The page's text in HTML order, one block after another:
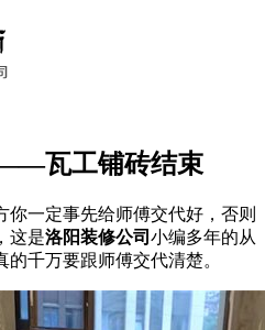
瓦工铺砖结束
一定事先给师傅交代好，否则
这是洛阳装修公司 小编多年的从
千万要跟师傅交代清楚。